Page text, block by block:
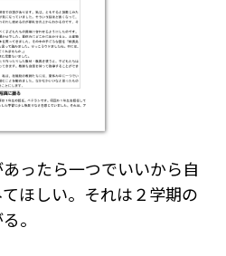
ったら一つでいいから自
ほしい。それは２学期の
。